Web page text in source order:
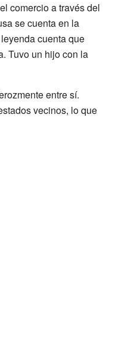
comercio a través del
se cuenta en la
cuenta que
Tuvo un hijo con la
entre sí.
vecinos, lo que